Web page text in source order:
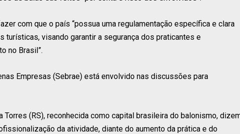
com que o país “possua uma regulamentação específica e clara
turísticas, visando garantir a segurança dos praticantes e
no Brasil”.
Empresas (Sebrae) está envolvido nas discussões para
Torres (RS), reconhecida como capital brasileira do balonismo,
da atividade, diante do aumento da prática e do